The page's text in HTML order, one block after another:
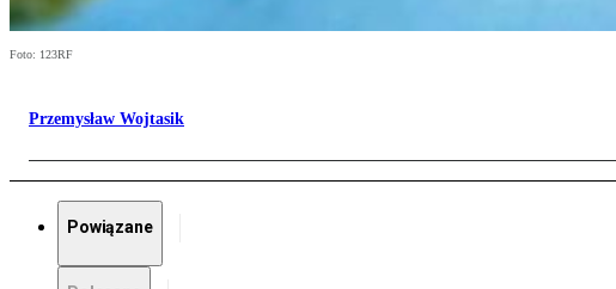
Foto: 123RF
Przemysław Wojtasik
Powiązane